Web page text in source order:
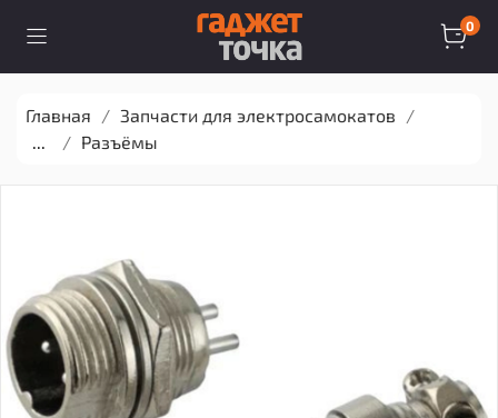
0
Главная
Запчасти для электросамокатов
...
Разъёмы